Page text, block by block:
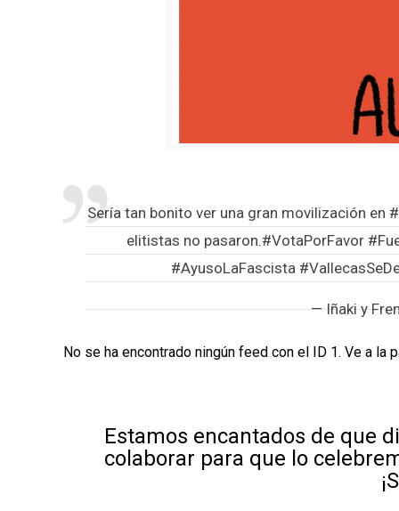
Sería tan bonito ver una gran movilización en
elitistas no pasaron.#VotaPorFavor
#AyusoLaFascista
— Iñaki y
No se ha encontrado ningún feed con el ID 1. Ve a la
Estamos encantados de que
colaborar para que lo